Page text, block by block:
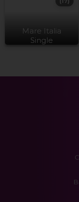
Mare Italia
Single